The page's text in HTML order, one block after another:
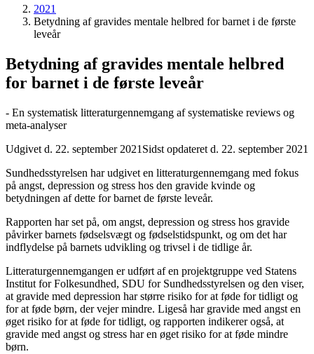
2021
Betydning af gravides mentale helbred for barnet i de første
leveår
Betydning af gravides mentale helbred
for barnet i de første leveår
- En systematisk litteraturgennemgang af systematiske reviews og
meta-analyser
Udgivet d. 22. september 2021 Sidst opdateret d. 22. september 2021
Sundhedsstyrelsen har udgivet en litteraturgennemgang med fokus
på angst, depression og stress hos den gravide kvinde og
betydningen af dette for barnet de første leveår.
Rapporten har set på, om angst, depression og stress hos gravide
påvirker barnets fødselsvægt og fødselstidspunkt, og om det har
indflydelse på barnets udvikling og trivsel i de tidlige år.
Litteraturgennemgangen er udført af en projektgruppe ved Statens
Institut for Folkesundhed, SDU for Sundhedsstyrelsen og den viser,
at gravide med depression har større risiko for at føde for tidligt og
for at føde børn, der vejer mindre. Ligeså har gravide med angst en
øget risiko for at føde for tidligt, og rapporten indikerer også, at
gravide med angst og stress har en øget risiko for at føde mindre
børn.